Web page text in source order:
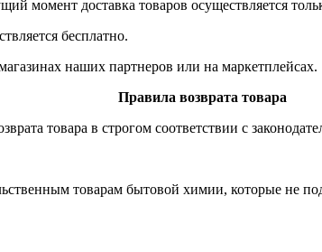
момент доставка товаров осуществляется
бесплатно.
наших партнеров или на маркетплейсах.
Правила возврата товара
товара в строгом соответствии с
товарам бытовой химии, которые не